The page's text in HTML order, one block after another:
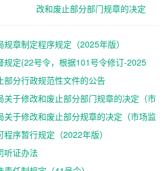
改和废止部分部门规章的决定
章制定程序规定（2025年版）
规定(22号令，根据101号令修订-2025
部分行政规范性文件的公告
关于修改和废止部分部门规章的决定（市
关于修改和废止部分规章的决定（市场监
序暂行规定（2022年版）
听证办法